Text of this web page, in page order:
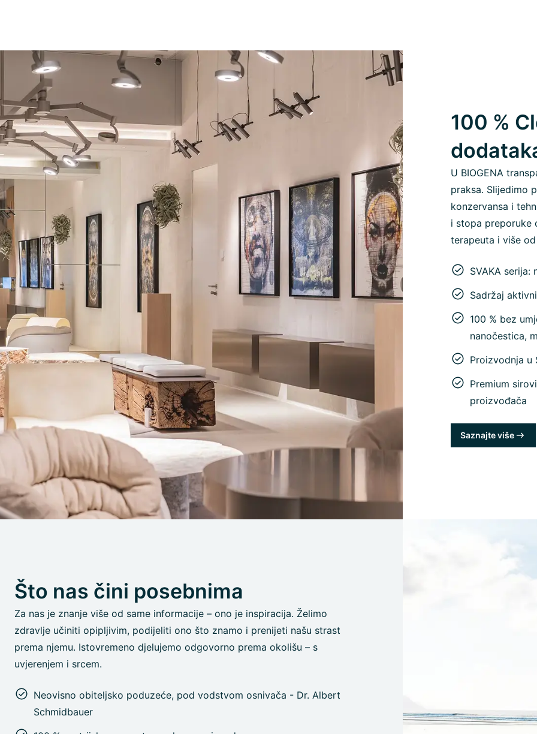
100 %
U BIOGENA
praksa. Slijedimo
konzervansa i
i stopa preporuke
terapeuta i više
SVAKA serija:
Sadržaj
100 % bez
nanočestica,
Proizvodnja u
Premium
proizvođača
Saznajte više
Što nas čini posebnima
Za nas je znanje više od same informacije – ono je inspiracija. Želimo
zdravlje učiniti opipljivim, podijeliti ono što znamo i prenijeti našu strast
prema njemu. Istovremeno djelujemo odgovorno prema okolišu – s
uvjerenjem i srcem.
Neovisno obiteljsko poduzeće, pod vodstvom osnivača - Dr. Albert
Schmidbauer